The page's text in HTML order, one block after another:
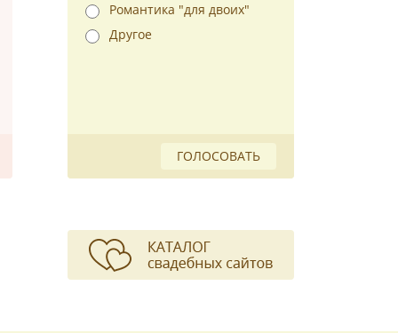
Романтика "для двоих"
Другое
ГОЛОСОВАТЬ